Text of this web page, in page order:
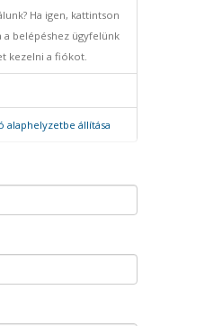
Ha igen, kattintson
a belépéshez ügyfelünk
kezelni a fiókot.
alaphelyzetbe állítása